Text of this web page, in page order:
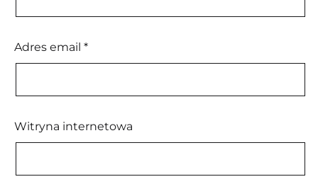
Adres email *
Witryna internetowa